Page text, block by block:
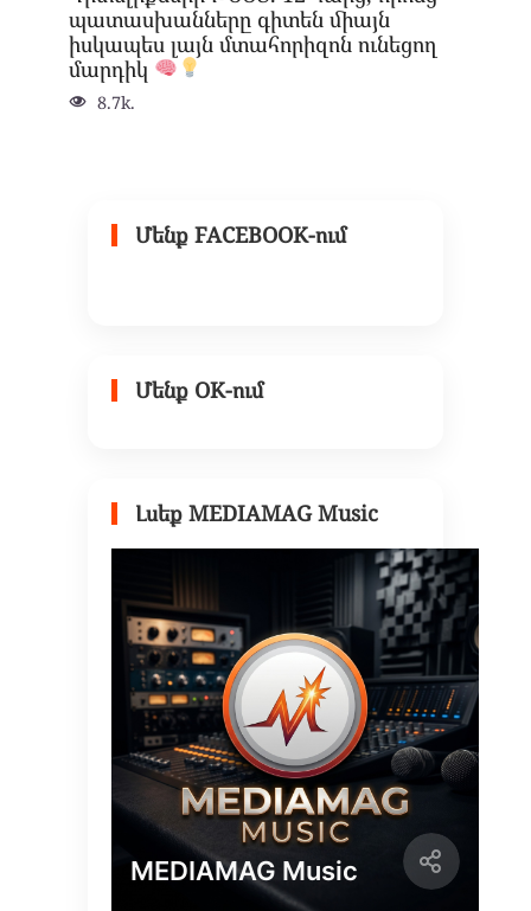
պատասխանները գիտեն միայն
իսկապես լայն մտահորիզոն ունեցող
մարդիկ
8.7k.
Մենք FACEBOOK-ում
Մենք OK-ում
Լսեք MEDIAMAG Music